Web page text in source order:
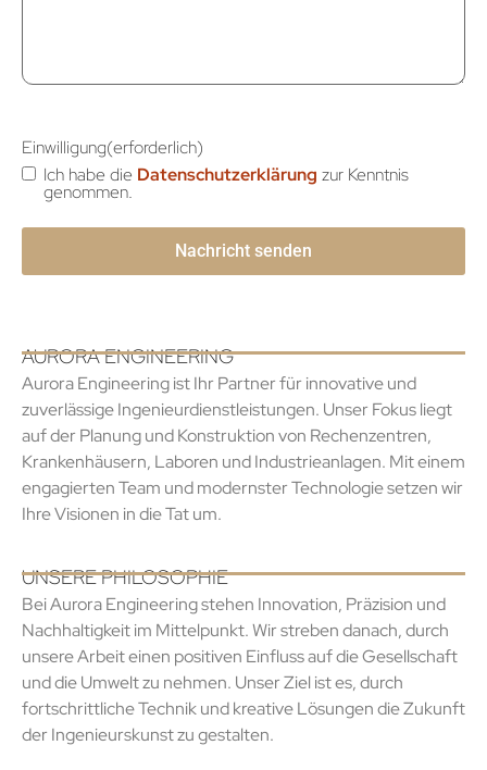
Einwilligung(erforderlich)
Ich habe die Datenschutzerklärung zur Kenntnis
genommen.
AURORA ENGINEERING
Aurora Engineering ist Ihr Partner für innovative und
zuverlässige Ingenieurdienstleistungen. Unser Fokus liegt
auf der Planung und Konstruktion von Rechenzentren,
Krankenhäusern, Laboren und Industrieanlagen. Mit einem
engagierten Team und modernster Technologie setzen wir
Ihre Visionen in die Tat um.
UNSERE PHILOSOPHIE
Bei Aurora Engineering stehen Innovation, Präzision und
Nachhaltigkeit im Mittelpunkt. Wir streben danach, durch
unsere Arbeit einen positiven Einfluss auf die Gesellschaft
und die Umwelt zu nehmen. Unser Ziel ist es, durch
fortschrittliche Technik und kreative Lösungen die Zukunft
der Ingenieurskunst zu gestalten.